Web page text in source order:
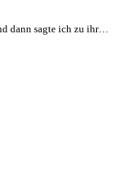
dann sagte ich zu ihr…